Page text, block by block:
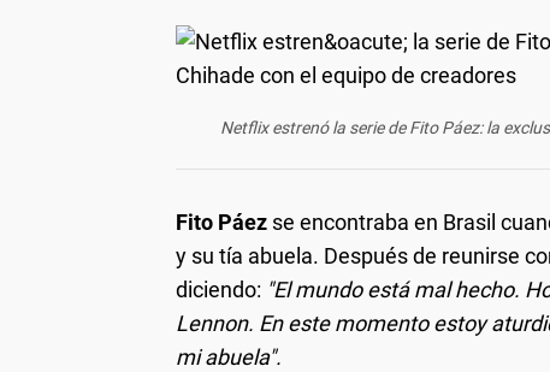
Netflix estrenó la serie de Fito Páez: la
Fito Páez se encontraba en Brasil
y su tía abuela. Después de reunirse
diciendo: "El mundo está mal hecho.
Lennon. En este momento estoy
mi abuela".